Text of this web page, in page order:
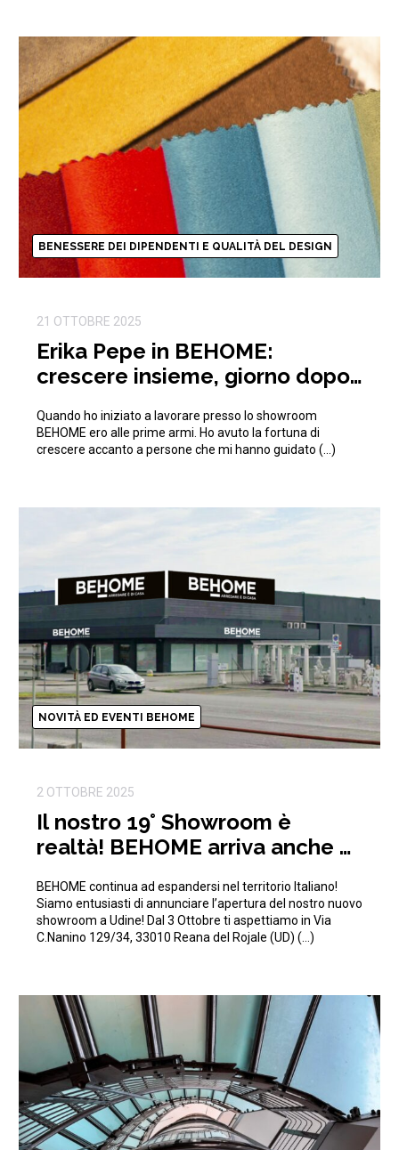
BENESSERE DEI DIPENDENTI E QUALITÀ DEL DESIGN
21 OTTOBRE 2025
Erika Pepe in BEHOME:
crescere insieme, giorno dopo
Quando ho iniziato a lavorare presso lo showroom
BEHOME ero alle prime armi. Ho avuto la fortuna di
crescere accanto a persone che mi hanno guidato (…)
NOVITÀ ED EVENTI BEHOME
2 OTTOBRE 2025
Il nostro 19° Showroom è
realtà! BEHOME arriva anche a
BEHOME continua ad espandersi nel territorio Italiano!
Siamo entusiasti di annunciare l’apertura del nostro nuovo
showroom a Udine! Dal 3 Ottobre ti aspettiamo in Via
C.Nanino 129/34, 33010 Reana del Rojale (UD) (…)